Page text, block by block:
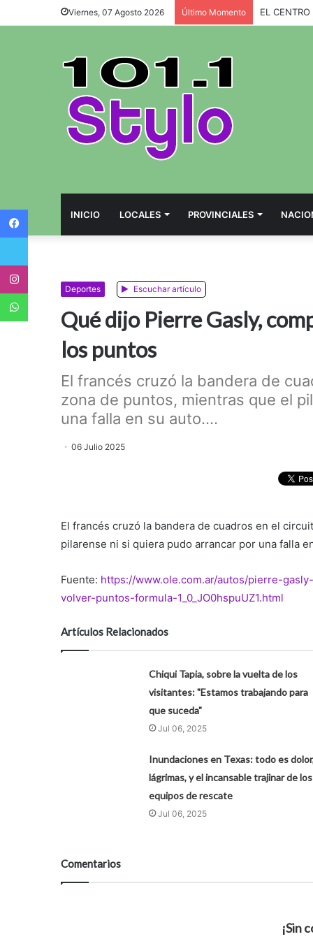
Viernes, 07 Agosto 2026 Último Momento
INICIO LOCALES PROVINCIALES
Deportes Escuchar artículo
Qué dijo Pierre Gasly,
los puntos
El francés cruzó la bandera de
zona de puntos, mientras que el
una falla en su auto....
06 Julio 2025
El francés cruzó la bandera de cuadros en el
pilarense ni si quiera pudo arrancar por una falla
Fuente: https://www.ole.com.ar/autos/pierre-
volver-puntos-formula-1_0_JO0hspuUZ1.html
Artículos Relacionados
Chiqui Tapia, sobre la vuelta de los
visitantes: "Estamos trabajando para
que suceda"
Jul 06, 2025
Inundaciones en Texas: todo es
lágrimas, y el incansable trajinar de los
equipos de rescate
Jul 06, 2025
Comentarios
¡Sin
Twitter
WhatsApp